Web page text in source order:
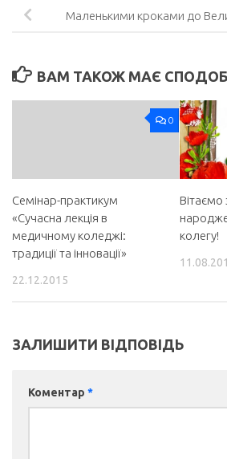
Маленькими кроками до
ВАМ ТАКОЖ МАЄ
0
Семінар-практикум
«Сучасна лекція в
медичному коледжі:
традиції та інновації»
22.12.2015
колегу!
ЗАЛИШИТИ ВІДПОВІДЬ
Коментар *